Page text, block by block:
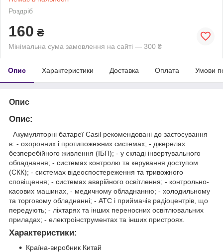
Роздріб
160 ₴
Мінімальна сума замовлення на сайті — 300 ₴
Опис Характеристики Доставка Оплата Умови
Опис
Опис:
Акумуляторні батареї Casil рекомендовані до застосування
в: - охоронних і протипожежних системах; - джерелах
безперебійного живлення (ІБП); - у складі інвертувального
обладнання; - системах контролю та керування доступом
(СКК); - системах відеоспостереження та тривожного
сповіщення; - системах аварійного освітлення; - контрольно-
касових машинах, - медичному обладнанню; - холодильному
та торговому обладнанні; - АТС і приймачів радіоцентрів, що
передують; - ліхтарях та інших переносних освітлювальних
приладах; - електроінструментах та інших пристроях.
Характеристики:
Країна-виробник Китай